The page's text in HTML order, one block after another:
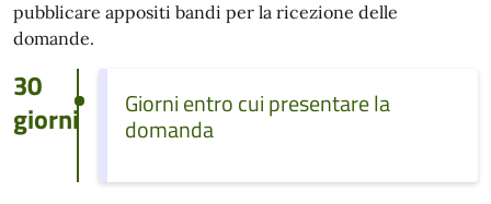
pubblicare appositi bandi per la ricezione delle
domande.
30
giorni
Giorni entro cui presentare la
domanda